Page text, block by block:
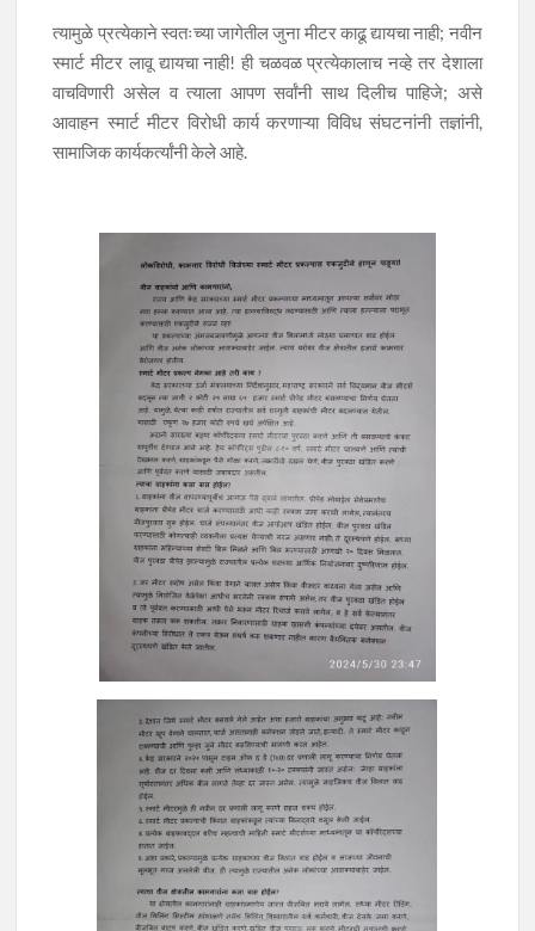
त्यामुळे प्रत्येकाने स्वतःच्या जागेतील जुना मीटर काढू द्यायचा नाही; नवीन
स्मार्ट मीटर लावू द्यायचा नाही! ही चळवळ प्रत्येकालाच नव्हे तर देशाला
वाचविणारी असेल व त्याला आपण सर्वांनी साथ दिलीच पाहिजे; असे
आवाहन स्मार्ट मीटर विरोधी कार्य करणाऱ्या विविध संघटनांनी तज्ञांनी,
सामाजिक कार्यकर्त्यांनी केले आहे.